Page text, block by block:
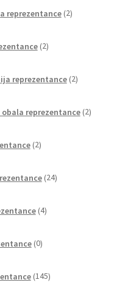
reprezentance 2izdelka
2izdelka
reprezentance 2izdelka
obala reprezentance 2izdelka
2izdelka
24izdelkov
4izdelki
0izdelkov
145izdelkov